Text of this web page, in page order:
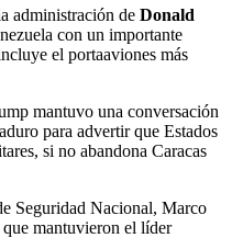
administración de Donald
con un importante
el portaaviones más
mantuvo una conversación
para advertir que Estados
si no abandona Caracas
Seguridad Nacional, Marco
mantuvieron el líder